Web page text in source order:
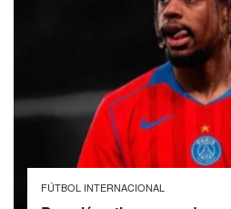
FÚTBOL INTERNACIONAL